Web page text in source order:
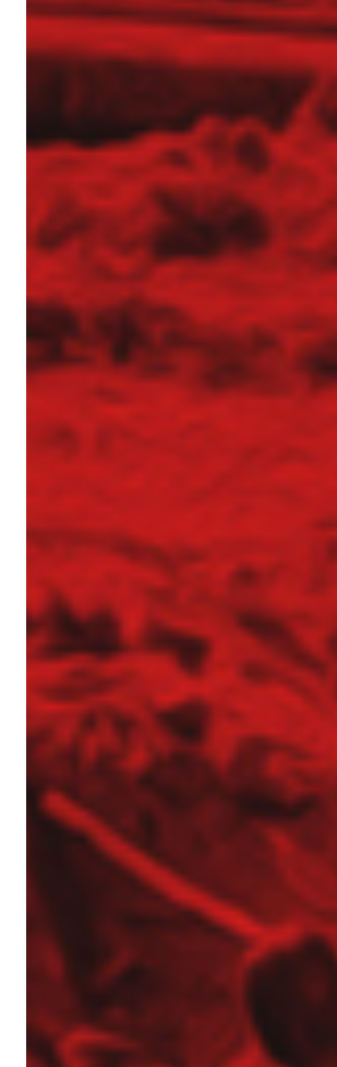
Pale CFA –
i hałasu
Pale przemieszczeniowe
Pale VDW
Zabezpieczenia wykopów
Kotwy gruntowe
Mury oporowe – trwała
nasypów
Palisady – stabilizacja
trudnych warunkach
Ścianki szczelne
Dreny
Gwoździe gruntowe
Ściągi gruntowe
Siatki stalowe –
Torkret – beton
Przesłony przeciwfiltracyjne
Iniekcja uszczelniająca
Jet grouting –
Przesłony DSM
Wypełnianie pustek
Torkret – beton natryskowy